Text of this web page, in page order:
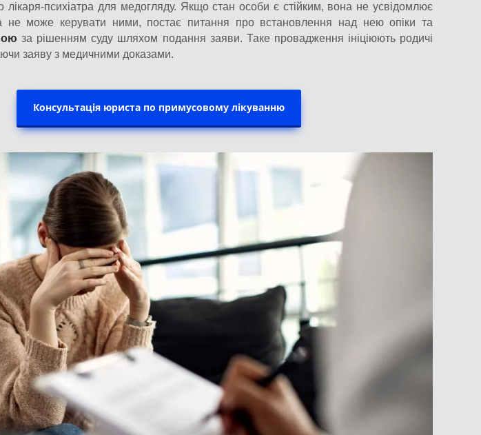
лікаря-психіатра для медогляду. Якщо стан особи є стійким, вона не усвідомлює
не може керувати ними, постає питання про встановлення над нею опіки та
за рішенням суду шляхом подання заяви. Таке провадження ініціюють родичі
заяву з медичними доказами.
Консультація юриста по примусовому лікуванню